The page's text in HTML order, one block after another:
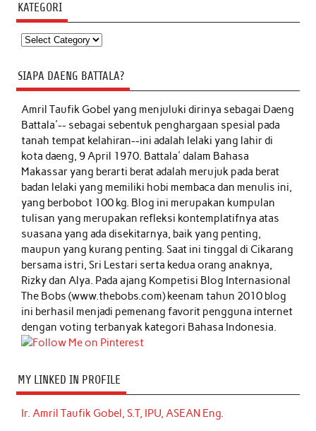
KATEGORI
Kategori
SIAPA DAENG BATTALA?
Amril Taufik Gobelyang menjuluki dirinya sebagai Daeng
Battala'-- sebagai sebentuk penghargaan spesial pada
tanah tempat kelahiran--ini adalah lelaki yang lahir di
kota daeng, 9 April 1970. Battala' dalam Bahasa
Makassar yang berarti berat adalah merujuk pada berat
badan lelaki yang memiliki hobi membaca dan menulis ini,
yang berbobot 100 kg. Blog ini merupakan kumpulan
tulisan yang merupakan refleksi kontemplatifnya atas
suasana yang ada disekitarnya, baik yang penting,
maupun yang kurang penting. Saat ini tinggal di Cikarang
bersama istri, Sri Lestari serta kedua orang anaknya,
Rizky dan Alya. Pada ajang Kompetisi Blog Internasional
The Bobs (www.thebobs.com) keenam tahun 2010 blog
ini berhasil menjadi pemenang favorit pengguna internet
dengan voting terbanyak kategori Bahasa Indonesia.
MY LINKED IN PROFILE
Ir. Amril Taufik Gobel, S.T, IPU, ASEAN Eng.